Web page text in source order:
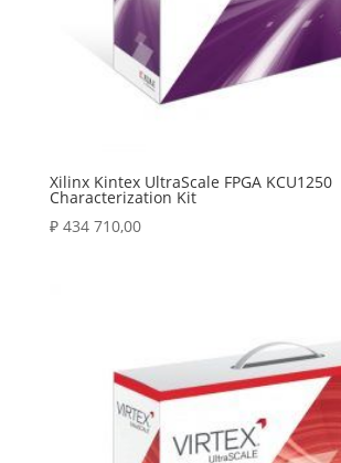
Xilinx Kintex UltraScale FPGA KCU1250
Characterization Kit
₽434 710,00